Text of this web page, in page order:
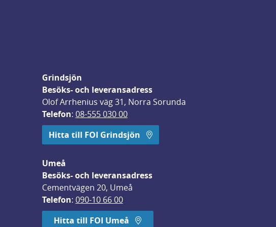
Grindsjön
Besöks- och leveransadress
Olof Arrhenius väg 31, Norra Sorunda
Telefon: 08-555 030 00
Hitta till FOI Grindsjön
Umeå
Besöks- och leveransadress
Cementvägen 20, Umeå
Telefon: 090-10 66 00
Hitta till FOI Umeå